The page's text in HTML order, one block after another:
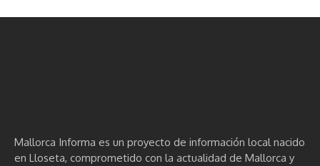
Mallorca Informa es un proyecto de información local nacido
en Lloseta, comprometido con la actualidad de Mallorca y